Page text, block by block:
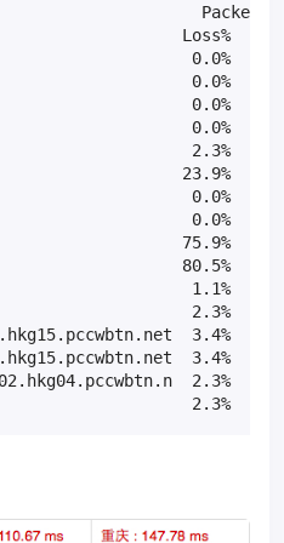
Packets
Loss%   Snt
0.0%
0.0%
0.0%
0.0%
2.3%
23.9%
0.0%
0.0%
75.9%    88
80.5%    88
1.1%
2.3%
3.4%
3.4%
2.3%